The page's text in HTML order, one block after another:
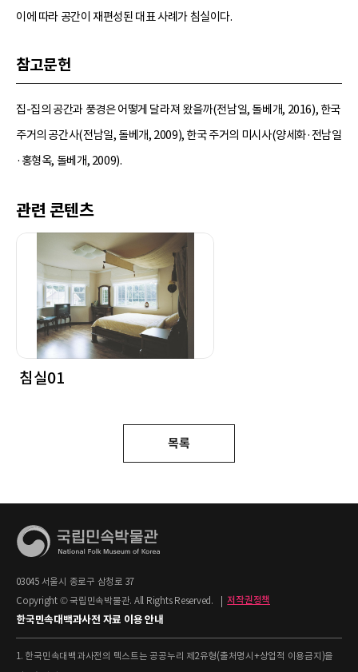
이에 따라 공간이 재편성된 대표 사례가 침실이다.
참고문헌
집-집의 공간과 풍경은 어떻게 달라져 왔을까(전남일, 돌베개, 2016), 한국
주거의 공간사(전남일, 돌베개, 2009), 한국 주거의 미시사(양세화·전남일
·홍형옥, 돌베개, 2009).
관련 콘텐츠
침실01
목록
03045 서울시 종로구 삼청로 37
Copyright © 국립민속박물관. All Rights Reserved.
저작권정책
한국민속대백과사전 자료 이용 안내
1. 한국민속대백과사전의 텍스트는 공공누리 제2유형(출처명시+상업적 이용금지)을